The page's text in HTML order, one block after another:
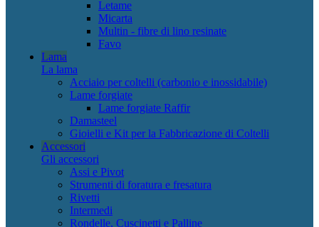
Letame
Micarta
Multin - fibre di lino resinate
Favo
Lama
La lama
Acciaio per coltelli (carbonio e inossidabile)
Lame forgiate
Lame forgiate Raffir
Damasteel
Gioielli e Kit per la Fabbricazione di Coltelli
Accessori
Gli accessori
Assi e Pivot
Strumenti di foratura e fresatura
Rivetti
Intermedi
Rondelle, Cuscinetti e Palline